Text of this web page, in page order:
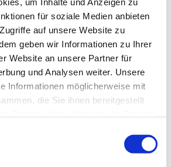
für soziale Medien anbieten
auf unsere Website zu
geben wir Informationen zu Ihrer
Website an unsere Partner für
und Analysen weiter. Unsere
Informationen möglicherweise mit
die Sie ihnen bereitgestellt
oder Kokosfett
Mandeln
auf einem
Lasse sie im heißen
mit dem Fett
zerbröselst du
mit den Händen, oder tust
herum. Dabei achte darauf,